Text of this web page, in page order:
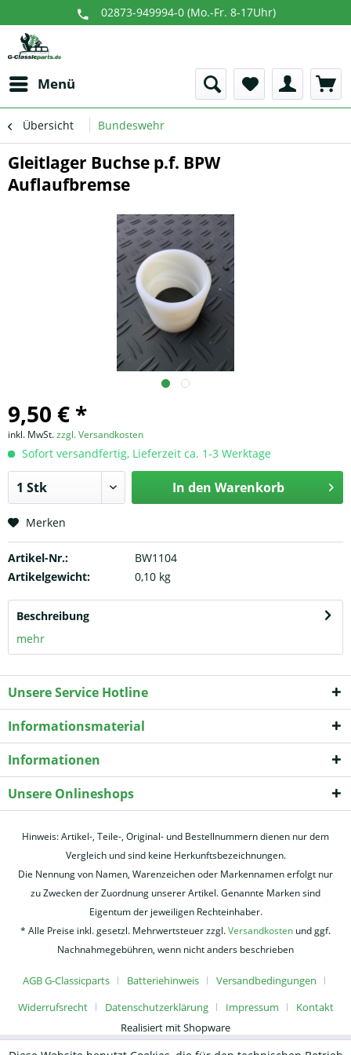
02873-949994-0 (Mo.-Fr. 8-17Uhr)
Menü
Übersicht Bundeswehr
Gleitlager Buchse p.f. BPW
Auflaufbremse
9,50 € *
inkl. MwSt.zzgl. Versandkosten
Sofort versandfertig, Lieferzeit ca. 1-3 Werktage
In den Warenkorb
Merken
Artikel-Nr.:
BW1104
Artikelgewicht:
0,10 kg
Beschreibung
mehr
Unsere Service Hotline
Informationsmaterial
Informationen
Unsere Onlineshops
Hinweis: Artikel-, Teile-, Original- und Bestellnummern dienen nur dem
Vergleich und sind keine Herkunftsbezeichnungen.
Die Nennung von Namen, Warenzeichen oder Markennamen erfolgt nur
zu Zwecken der Zuordnung unserer Artikel. Genannte Marken sind
Eigentum der jeweiligen Rechteinhaber.
* Alle Preise inkl. gesetzl. Mehrwertsteuer zzgl.Versandkosten und ggf.
Nachnahmegebühren, wenn nicht anders beschrieben
AGB G-Classicparts Batteriehinweis
Versandbedingungen
Widerrufsrecht
Datenschutzerklärung Impressum
Kontakt
Realisiert mit Shopware